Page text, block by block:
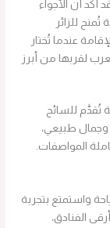
أُكِّد أنّ الأجواء
تُمنح للزائر
عندما تُختار
لقربها من أبرز
للسائح
وجمال طبيعي،
المواصفات.
واستمتع بتجربة
الفنادق،